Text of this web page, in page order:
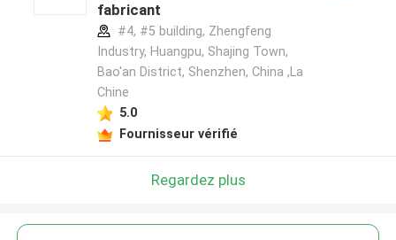
fabricant
#4, #5 building, Zhengfeng
Industry, Huangpu, Shajing Town,
Bao'an District, Shenzhen, China ,La
Chine
5.0
Fournisseur vérifié
Regardez plus